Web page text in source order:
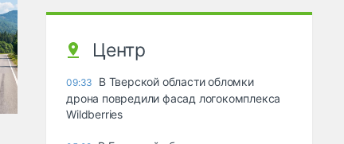
Центр
09:33
В Тверской области обломки
дрона повредили фасад логокомплекса
Wildberries